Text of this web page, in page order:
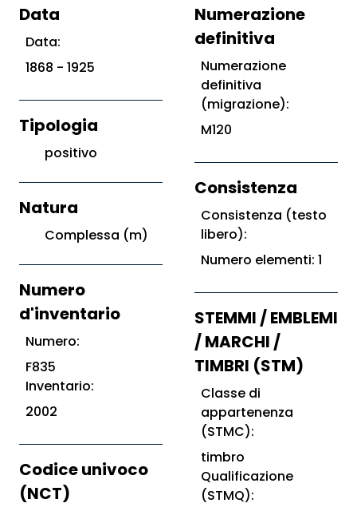
Data
Data:
1868 - 1925
Tipologia
positivo
Natura
Complessa (m)
Numero
d'inventario
Numero:
F835
Inventario:
2002
Codice univoco
(NCT)
Numerazione
definitiva
Numerazione
definitiva
(migrazione):
M120
Consistenza
Consistenza (testo
libero):
Numero elementi: 1
STEMMI / EMBLEMI
/ MARCHI /
TIMBRI (STM)
Classe di
appartenenza
(STMC):
timbro
Qualificazione
(STMQ):